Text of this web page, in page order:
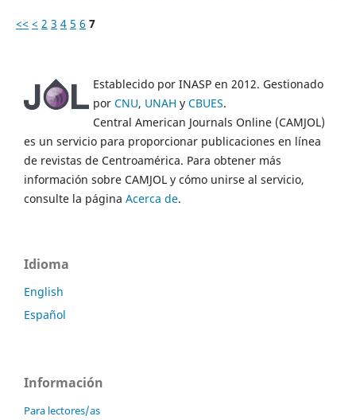
<< < 2 3 4 5 6 7
Establecido por INASP en 2012. Gestionado
por CNU, UNAH y CBUES.
Central American Journals Online (CAMJOL)
es un servicio para proporcionar publicaciones en línea
de revistas de Centroamérica. Para obtener más
información sobre CAMJOL y cómo unirse al servicio,
consulte la página Acerca de.
Idioma
English
Español
Información
Para lectores/as